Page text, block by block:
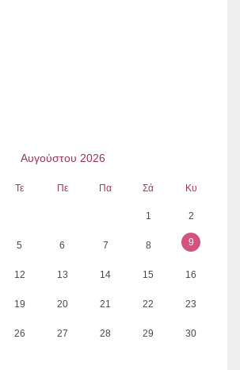
Αυγούστου 2026
Τε Πε Πα Σά Κυ
1 2
5 6 7 8 9
12 13 14 15 16
19 20 21 22 23
26 27 28 29 30